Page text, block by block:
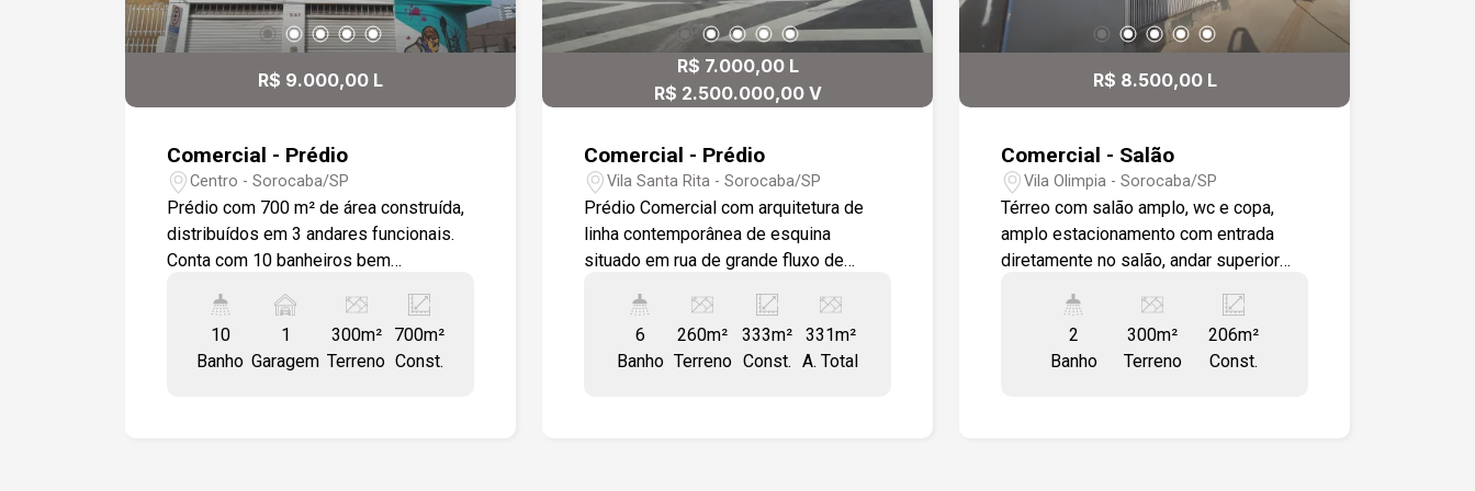
17:30
18:00
18:30
19:00
Centro. O projeto arquitetônico para
reforma do imóvel será contribuição do
negociação para reforma Se você
acabou de encontrar!
variado comércio Facilidade de
estacionamento na via Oportunidade
imperdível para quem busca
visibilidade, conforto e funcionalidade
R$ 9.000,00 L
Comercial - Prédio
Centro - Sorocaba/SP
Prédio com 700 m² de área construída,
distribuídos em 3 andares funcionais.
Conta com 10 banheiros bem
masculinos e 02 lavabos), garantindo
comodidade para colaboradores e
clientes. No térreo, um salão comercial
10
Banho
1
Garagem
300m²
Terreno
700m²
Const.
R$ 7.000,00 L
R$ 2.500.000,00 V
Comercial - Prédio
Vila Santa Rita - Sorocaba/SP
Prédio Comercial com arquitetura de
linha contemporânea de esquina
situado em rua de grande fluxo de
na região central e de acesso a zona
norte em corredor de comércios e
serviços com estacionamento. Terreno
6
Banho
260m²
Terreno
333m²
Const.
331m²
A. Total
R$ 8.500,00 L
Comercial - Salão
Vila Olimpia - Sorocaba/SP
Térreo com salão amplo, wc e copa,
amplo estacionamento com entrada
diretamente no salão, andar superior
Imóvel todo em piso cerâmico.
Estamos à disposição para te atender.
Gostaria de saber mais informações ou
2
Banho
300m²
Terreno
206m²
Const.